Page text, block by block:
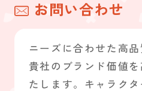
お問い合わせ
ニーズに合わせた高品
貴社のブランド価値
たします。キャラク